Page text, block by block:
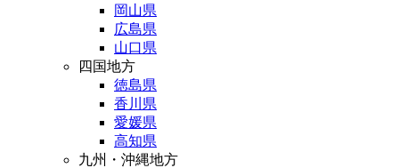
岡山県
広島県
山口県
四国地方
徳島県
香川県
愛媛県
高知県
九州・沖縄地方